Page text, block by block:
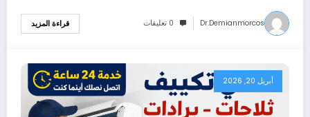
Dr.demianmorcos 0 تعليقات قراءة المزيد
أبريل 20, 2026